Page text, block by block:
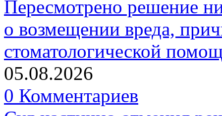
Пересмотрено решение
о возмещении вреда,
стоматологической
05.08.2026
0 Комментариев